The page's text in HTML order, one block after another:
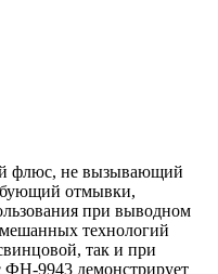
флюс, не вызывающий
отмывки,
при выводном
технологий
так и при
ФН-9943 демонстрирует